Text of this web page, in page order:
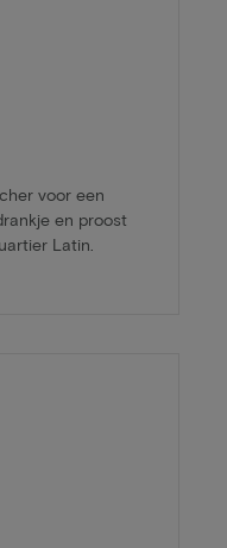
voor een
en proost
Latin.